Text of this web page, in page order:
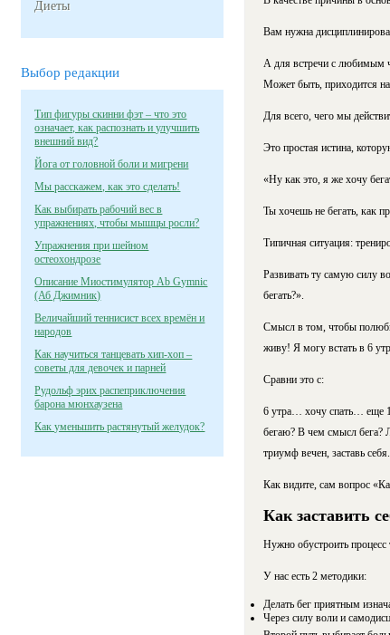
Диеты
Выбор редакции
Тип фигуры скинни фэт – что это
означает, как распознать и улучшить
внешний вид?
Йога от головной боли и мигрени
Мы расскажем, как это сделать!
Как выбирать рабочий вес в
упражнениях, чтобы мышцы росли?
Упражнения при шейном
остеохондрозе
Описание Миостимулятор Ab Gymnic
(Аб Джимник)
Величайший теннисист всех времён и
народов
Как научиться танцевать хип-хоп –
советы для девочек и парней
Рудольф эрих распеприключения
барона мюнхаузена
Как уменьшить растянутый желудок?
Вам нужна
А для встречи с любимым
Может быть, приходится
Для всего, чего мы
Это простая истина,
«Ну как это, я же хочу
Ты хочешь не бегать, как
Типичная ситуация:
Развивать ту самую силу
бегать?».
Смысл в том, чтобы
живу! Я могу встать в 6
Сравни это с:
6 утра… хочу спать… еще
бегаю? В чем смысл бега?
триумф вечен, заставь себя.
Как видите, сам вопрос
Как заставить
Нужно обустроить
У нас есть 2 методики:
Делать бег приятным
Через силу воли и